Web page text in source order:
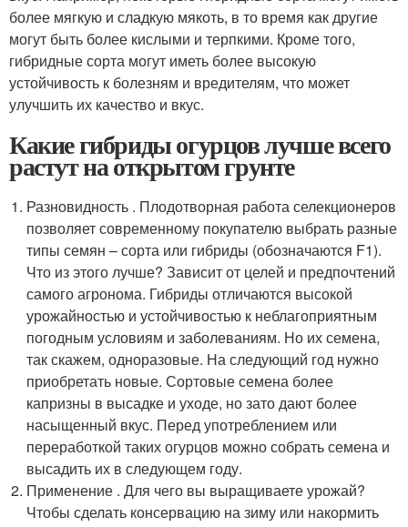
более мягкую и сладкую мякоть, в то время как другие
могут быть более кислыми и терпкими. Кроме того,
гибридные сорта могут иметь более высокую
устойчивость к болезням и вредителям, что может
улучшить их качество и вкус.
Какие гибриды огурцов лучше всего
растут на открытом грунте
Разновидность . Плодотворная работа селекционеров
позволяет современному покупателю выбрать разные
типы семян – сорта или гибриды (обозначаются F1).
Что из этого лучше? Зависит от целей и предпочтений
самого агронома. Гибриды отличаются высокой
урожайностью и устойчивостью к неблагоприятным
погодным условиям и заболеваниям. Но их семена,
так скажем, одноразовые. На следующий год нужно
приобретать новые. Сортовые семена более
капризны в высадке и уходе, но зато дают более
насыщенный вкус. Перед употреблением или
переработкой таких огурцов можно собрать семена и
высадить их в следующем году.
Применение . Для чего вы выращиваете урожай?
Чтобы сделать консервацию на зиму или накормить